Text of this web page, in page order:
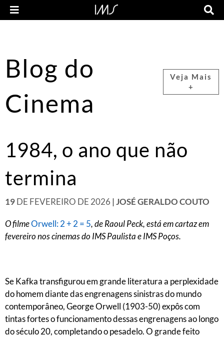
Blog do
Cinema
Veja Mais
+
1984, o ano que não
termina
19DE FEVEREIRO DE 2026 | JOSÉ GERALDO COUTO
O filmeOrwell: 2 + 2 = 5, de Raoul Peck, está em cartaz em
fevereiro nos cinemas do IMS Paulista e IMS Poços.
Se Kafka transfigurou em grande literatura a perplexidade
do homem diante das engrenagens sinistras do mundo
contemporâneo, George Orwell (1903-50) expôs com
tintas fortes o funcionamento dessas engrenagens ao longo
do século 20, completando o pesadelo. O grande feito